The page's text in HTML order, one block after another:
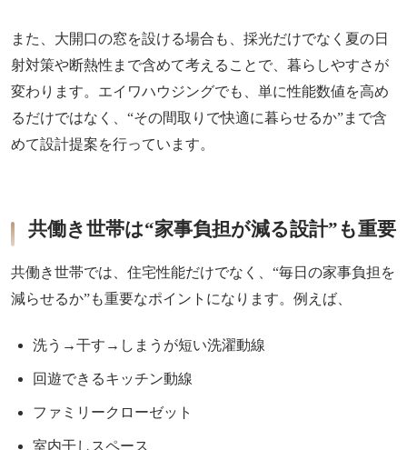
また、大開口の窓を設ける場合も、採光だけでなく夏の日
射対策や断熱性まで含めて考えることで、暮らしやすさが
変わります。エイワハウジングでも、単に性能数値を高め
るだけではなく、“その間取りで快適に暮らせるか”まで含
めて設計提案を行っています。
共働き世帯は“家事負担が減る設計”も重要
共働き世帯では、住宅性能だけでなく、“毎日の家事負担を
減らせるか”も重要なポイントになります。例えば、
洗う→干す→しまうが短い洗濯動線
回遊できるキッチン動線
ファミリークローゼット
室内干しスペース